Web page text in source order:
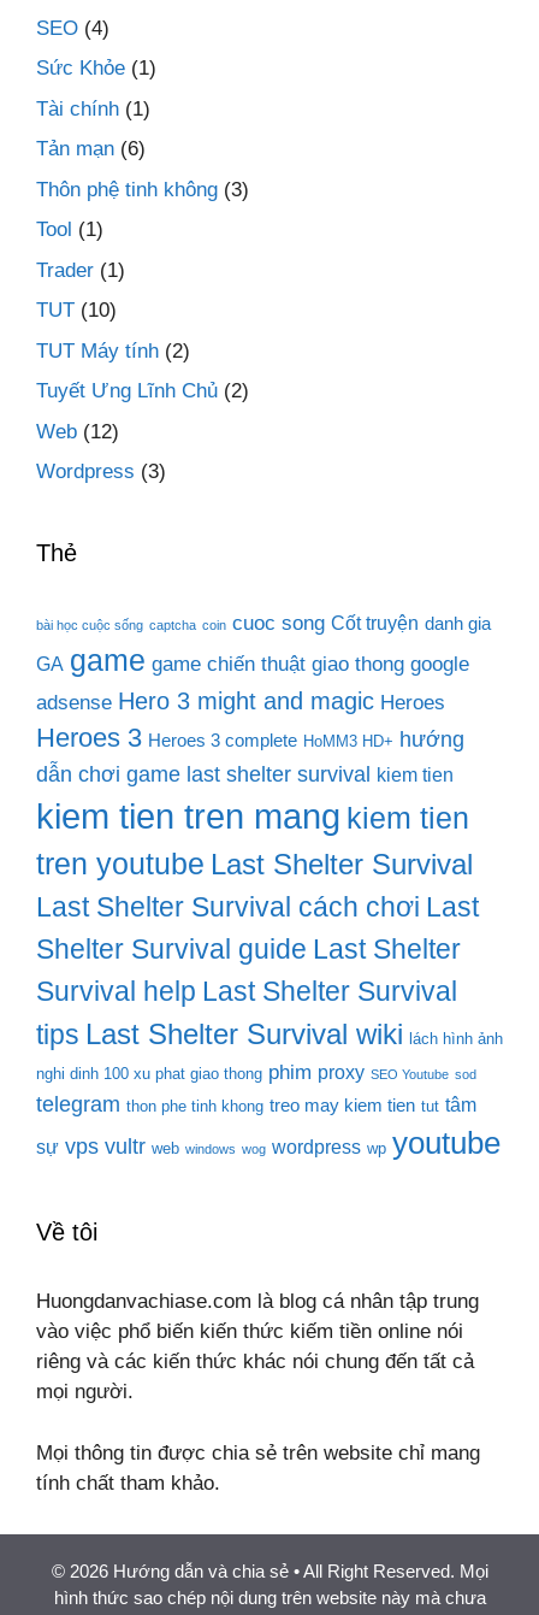
SEO (4)
Sức Khỏe (1)
Tài chính (1)
Tản mạn (6)
Thôn phệ tinh không (3)
Tool (1)
Trader (1)
TUT (10)
TUT Máy tính (2)
Tuyết Ưng Lĩnh Chủ (2)
Web (12)
Wordpress (3)
Thẻ
bài học cuộc sống captcha coin cuoc song Cốt truyện danh gia
GA game game chiến thuật giao thong google
adsense Hero 3 might and magic Heroes
Heroes 3 Heroes 3 complete HoMM3 HD+ hướng
dẫn chơi game last shelter survival kiem tien
kiem tien tren mang kiem tien
tren youtube Last Shelter Survival
Last Shelter Survival cách chơi Last
Shelter Survival guide Last Shelter
Survival help Last Shelter Survival
tips Last Shelter Survival wiki lách hình ảnh
nghi dinh 100 xu phat giao thong phim proxy SEO Youtube sod
telegram thon phe tinh khong treo may kiem tien tut tâm
sự vps vultr web windows wog wordpress wp youtube
Về tôi
Huongdanvachiase.com là blog cá nhân tập trung
vào việc phổ biến kiến thức kiếm tiền online nói
riêng và các kiến thức khác nói chung đến tất cả
mọi người.
Mọi thông tin được chia sẻ trên website chỉ mang
tính chất tham khảo.
© 2026 Hướng dẫn và chia sẻ• All Right Reserved. Mọi
hình thức sao chép nội dung trên website này mà chưa